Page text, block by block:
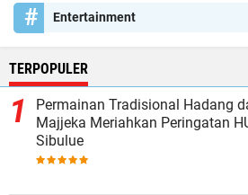
Entertainment
TERPOPULER
Permainan Tradisional Hadang
Majjeka Meriahkan Peringatan
Sibulue